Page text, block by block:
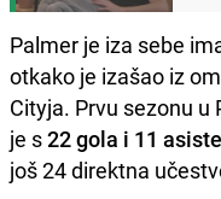
Palmer je iza sebe
otkako je izašao iz
Cityja. Prvu sezonu
je s22 gola i 11
još 24 direktna